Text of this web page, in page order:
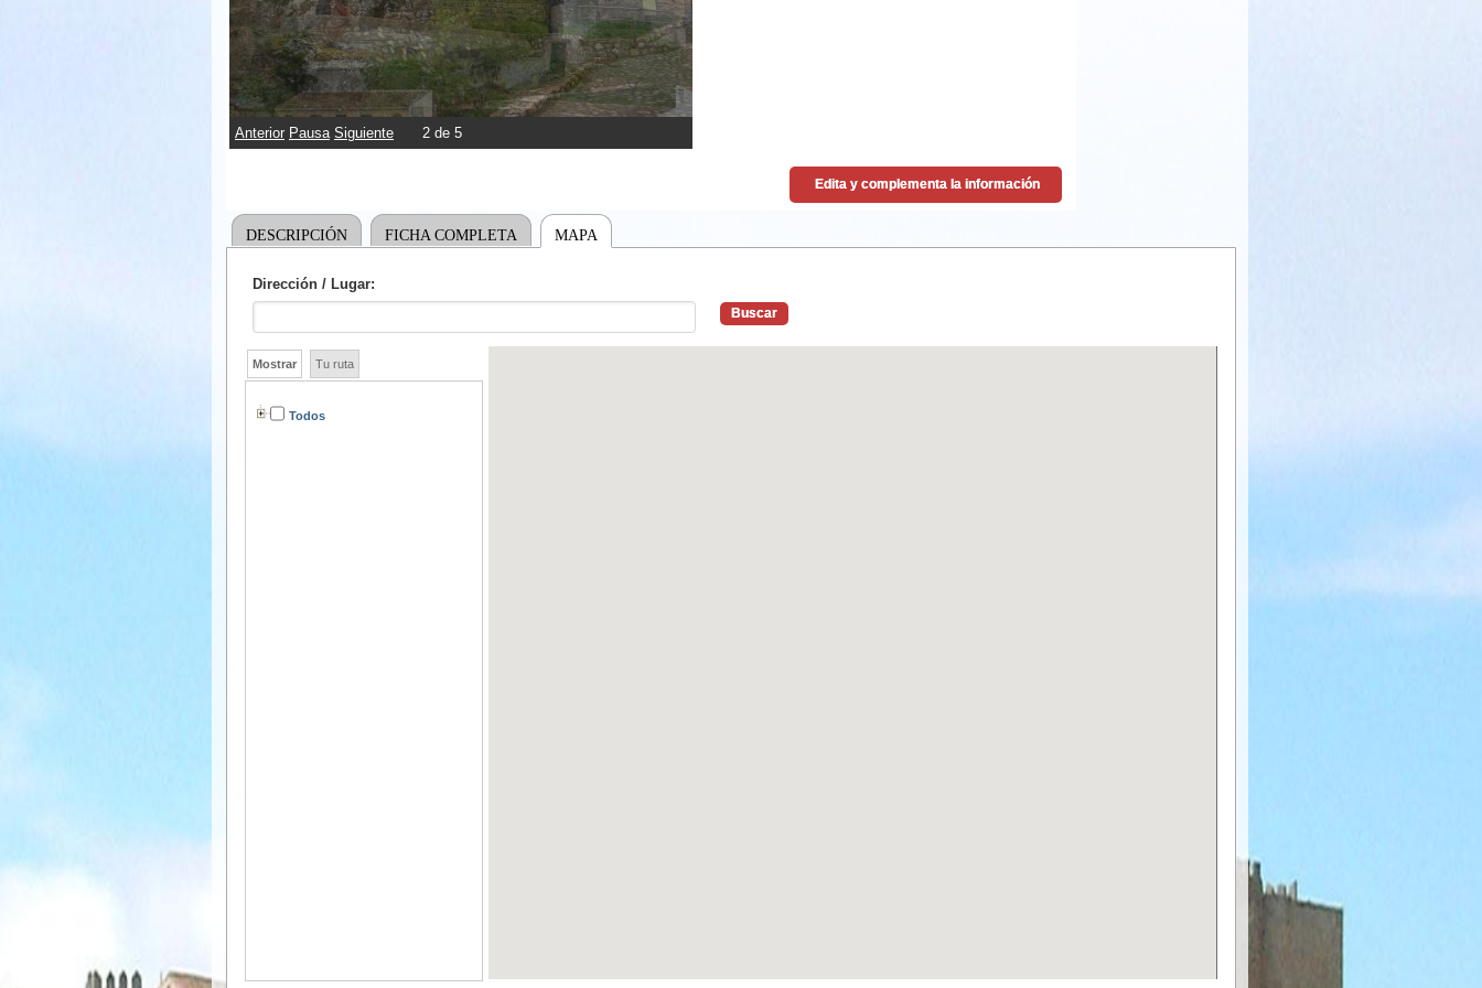
Anterior Pausa Siguiente 2 de 5
DESCRIPCIÓN FICHA COMPLETA MAPA
Dirección / Lugar:
Mostrar Tu ruta
Todos